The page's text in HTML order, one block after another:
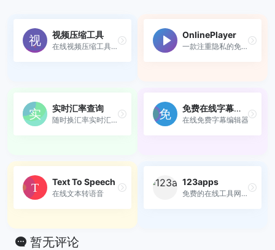
视频压缩工具
在线视频压缩工具，无需上传...
OnlinePlayer
一款注重隐私的免费在线视频...
实时汇率查询
随时换汇率实时汇率查询平台...
免费在线字幕编辑器
在线免费字幕编辑器
Text To Speech
在线文本转语音
123apps
免费的在线工具网站视频音频p...
暂无评论